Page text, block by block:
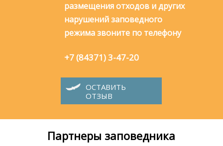
размещения отходов и других
нарушений заповедного
режима звоните по телефону
+7 (84371) 3-47-20
ОСТАВИТЬ
ОТЗЫВ
Партнеры заповедника